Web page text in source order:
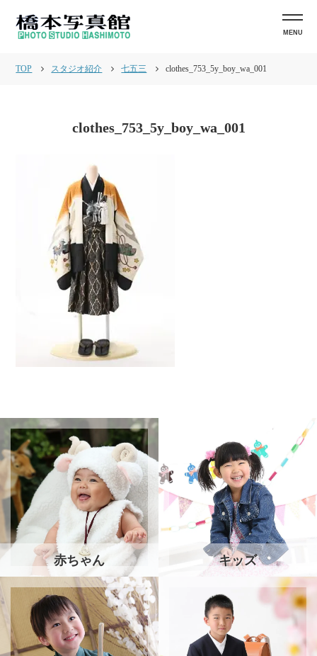
TOP スタジオ紹介 七五三 clothes_753_5y_boy_wa_001
clothes_753_5y_boy_wa_001
赤ちゃん キッズ
MENU